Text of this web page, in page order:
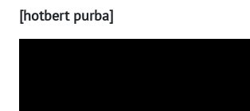
[hotbert purba]
WN
KALTIM